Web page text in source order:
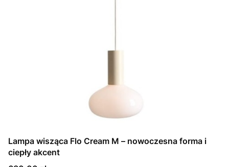
Lampa wisząca Flo Cream M – nowoczesna forma i
ciepły akcent